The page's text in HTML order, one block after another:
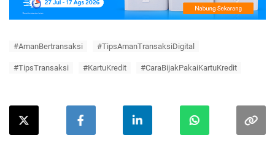
#AmanBertransaksi #TipsAmanTransaksiDigital
#TipsTransaksi #KartuKredit #CaraBijakPakaiKartuKredit